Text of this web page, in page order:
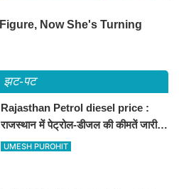
झट-पट
Rajasthan Petrol diesel price :
राजस्थान में पेट्रोल-डीजल की कीमतें जारी,
जानिए बीकानेर समेत पुरे प्रदेश में नए रेट
UMESH PUROHIT